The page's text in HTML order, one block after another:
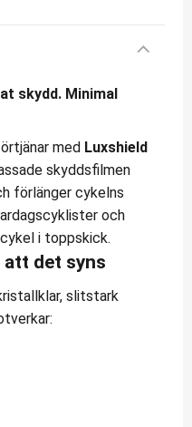
skydd. Minimal
med Luxshield
skyddsfilmen
förlänger cykelns
och
i toppskick.
att det syns
slitstark